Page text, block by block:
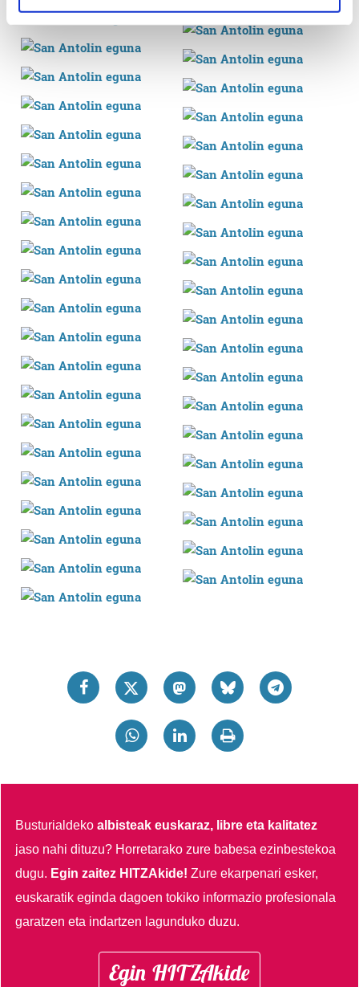
specific characteristics (fingerprinting)
Find out more about how your personal data is processed
and set your preferences in thedetails section
Guk eta gure bazkideek zure datu pertsonalak
prozesatzen ditugu, zure IP zenbakia, besteak beste,
teknologia erabiliz, cookieak adibidez, iragarki eta eduki
pertsonalizatuak eskaintzeko, iragarkiak eta edukia
neurtzeko, jendeari buruzko informazioa biltzeko eta
produktuak garatzeko. Zure datuak nork eta zertarako
erabiltzen dituen hauta dezakezu.
Bazkide batzuek ez dizute baimenik eskatzen, eta beren
interes komertzial legitimoetan babesten dira. Ikusi gure
bazkideen zerrenda, beren ustez zein helburutarako
duten interes legitimoa eta horren aurka nola egin
Lortu zure datu pertsonalak prozesatzeko moduari
buruzko informazio gehiago eta ezarri zure lehentasunak
datuen atalean. Edozein unetan alda edo ken dezakezu
zure baimena Cookieen adierazpenean.
Webgune honek cookie propioak eta hirugarrenen cookie-
fitxategiak erabiltzen ditu. Zure esperientzia eta
zerbitzuak hobetzeko asmoz, cookie teknologiaz
baliatzen gara. Ohar hau onartuz gero, teknologia hori
erabiltzeko baimen esplizitua ematen diguzu.
Busturialdekoalbisteak euskaraz, libre eta kalitatez
jaso nahi dituzu? Horretarako zure babesa ezinbestekoa
dugu. Egin zaitez HITZAkide!Zure ekarpenari esker,
euskaratik eginda dagoen tokiko informazio profesionala
garatzen eta indartzen lagunduko duzu.
Egin HITZAkide